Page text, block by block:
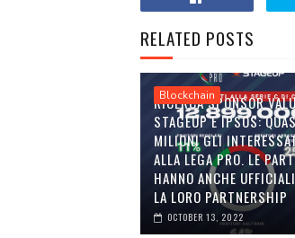
RELATED POSTS
Blockchain
RICERCA SPONSOR
STAGEUP E IPSOS:
MILIONI GLI
ALLA LEGA PRO. LE
HANNO ANCHE
LA LORO PARTNERSHIP
OCTOBER 13, 2022